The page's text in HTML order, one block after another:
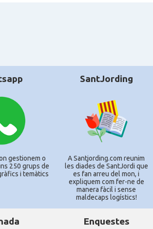
gestionem o
250 grups de
i temàtics
SantJording
A Santjording.com reunim
les diades de SantJordi que
es fan arreu del mon, i
expliquem com fer-ne de
manera fàcil i sense
maldecaps logí­stics!
Enquestes